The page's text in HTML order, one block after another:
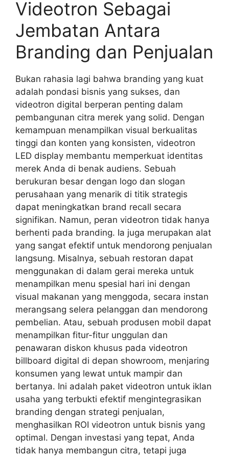
Videotron Sebagai
Jembatan Antara
Branding dan Penjualan
Bukan rahasia lagi bahwa branding yang kuat
adalah pondasi bisnis yang sukses, dan
videotron digital berperan penting dalam
pembangunan citra merek yang solid. Dengan
kemampuan menampilkan visual berkualitas
tinggi dan konten yang konsisten, videotron
LED display membantu memperkuat identitas
merek Anda di benak audiens. Sebuah
berukuran besar dengan logo dan slogan
perusahaan yang menarik di titik strategis
dapat meningkatkan brand recall secara
signifikan. Namun, peran videotron tidak hanya
berhenti pada branding. Ia juga merupakan alat
yang sangat efektif untuk mendorong penjualan
langsung. Misalnya, sebuah restoran dapat
menggunakan di dalam gerai mereka untuk
menampilkan menu spesial hari ini dengan
visual makanan yang menggoda, secara instan
merangsang selera pelanggan dan mendorong
pembelian. Atau, sebuah produsen mobil dapat
menampilkan fitur-fitur unggulan dan
penawaran diskon khusus pada videotron
billboard digital di depan showroom, menjaring
konsumen yang lewat untuk mampir dan
bertanya. Ini adalah paket videotron untuk iklan
usaha yang terbukti efektif mengintegrasikan
branding dengan strategi penjualan,
menghasilkan ROI videotron untuk bisnis yang
optimal. Dengan investasi yang tepat, Anda
tidak hanya membangun citra, tetapi juga